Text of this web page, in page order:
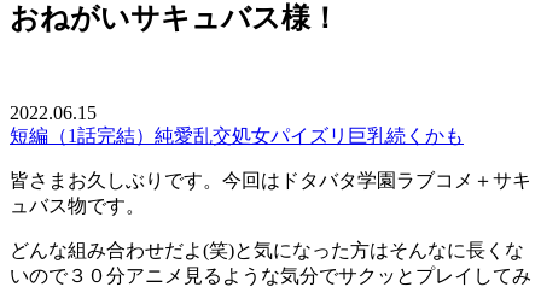
おねがいサキュバス様！
2022.06.15
短編（1話完結） 純愛乱交処女パイズリ 巨乳続くかも
皆さまお久しぶりです。今回はドタバタ学園ラブコメ＋サキ
ュバス物です。
どんな組み合わせだよ(笑)と気になった方はそんなに長くな
いので３０分アニメ見るような気分でサクッとプレイしてみ